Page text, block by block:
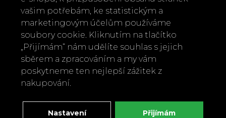
Deka Maritime Ekelund 140x170 cm
3 900 Kč
vašim potřebám, ke statistickým a
marketingovým účelům používáme
soubory cookie. Kliknutím na tlačítko
„Přijímám“ nám udělíte souhlas s jejich
sběrem a zpracováním a my vám
poskytneme ten nejlepší zážitek z
nakupování.
Nastavení Přijímám